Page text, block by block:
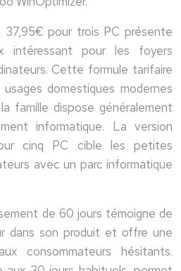
37,95€ pour trois PC présente
intéressant pour les foyers
Cette formule tarifaire
domestiques modernes
famille dispose généralement
informatique. La version
cinq PC cible les petites
avec un parc informatique
de 60 jours témoigne de
dans son produit et offre une
consommateurs hésitants.